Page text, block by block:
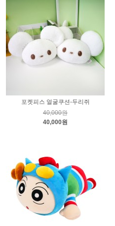
포켓피스 얼굴쿠션-두리쥐
40,000원
40,000원